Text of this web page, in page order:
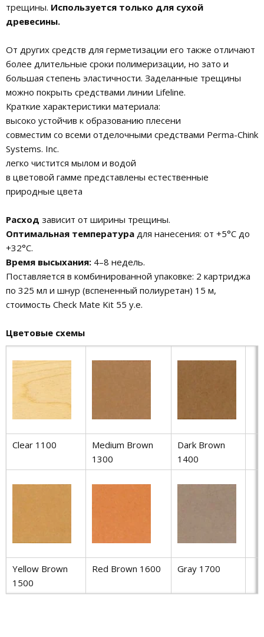
трещины. Используется только для сухой
древесины.
От других средств для герметизации его также отличают
более длительные сроки полимеризации, но зато и
большая степень эластичности. Заделанные трещины
можно покрыть средствами линии Lifeline.
Краткие характеристики материала:
высоко устойчив к образованию плесени
совместим со всеми отделочными средствами Perma-Chink
Systems. Inc.
легко чистится мылом и водой
в цветовой гамме представлены естественные
природные цвета
Расход зависит от ширины трещины.
Оптимальная температура для нанесения: от +5°С до
+32°С.
Время высыхания: 4–8 недель.
Поставляется в комбинированной упаковке: 2 картриджа
по 325 мл и шнур (вспененный полиуретан) 15 м,
стоимость Check Mate Kit 55 у.е.
Цветовые схемы
Clear 1100
Medium Brown
1300
Dark Brown
1400
Yellow Brown
1500
Red Brown 1600 Gray 1700